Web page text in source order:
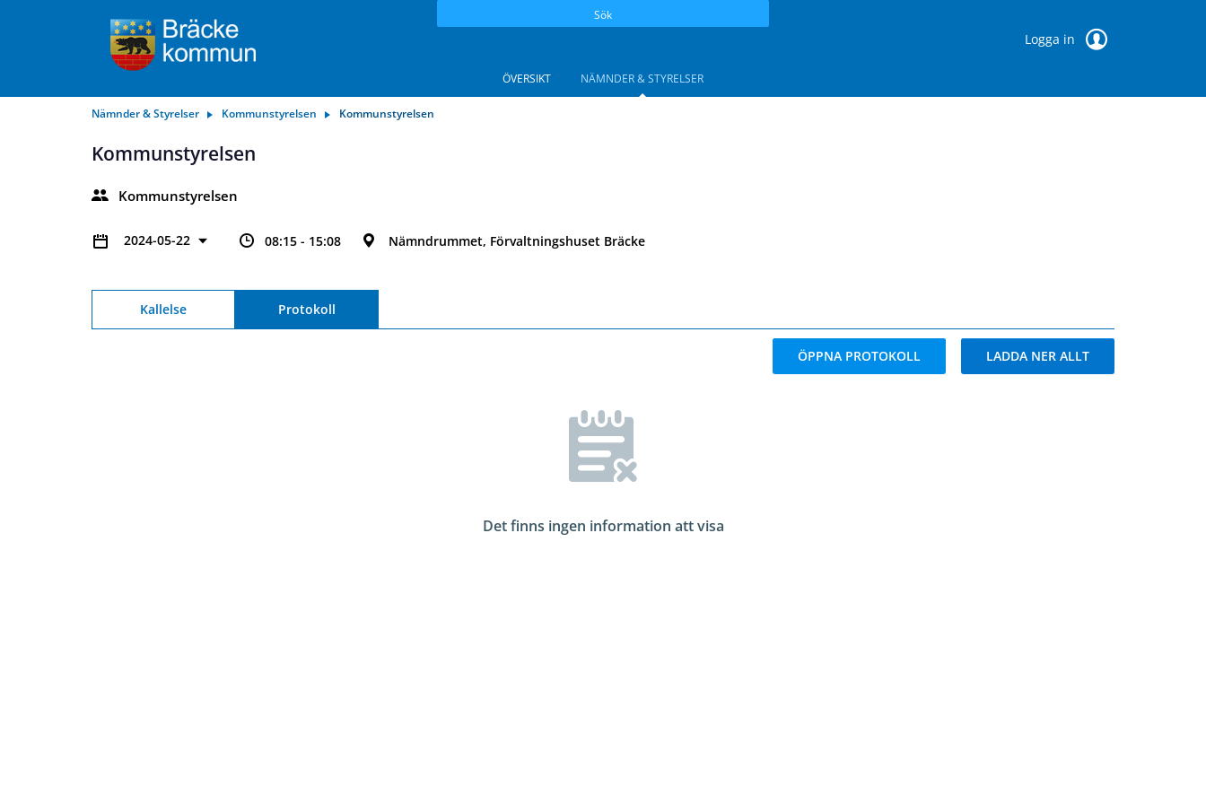
Sök
Logga in
ÖVERSIKT NÄMNDER & STYRELSER
Nämnder & Styrelser Kommunstyrelsen Kommunstyrelsen
Kommunstyrelsen
Kommunstyrelsen
2024-05-22 08:15 - 15:08 Nämndrummet, Förvaltningshuset Bräcke
Kallelse Protokoll
ÖPPNA PROTOKOLL LADDA NER ALLT
Det finns ingen information att visa